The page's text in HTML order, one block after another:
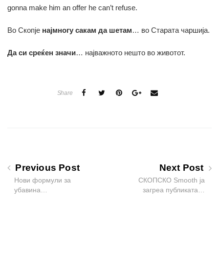
gonna make him an offer he can’t refuse.
Во Скопје најмногу сакам да шетам… во Старата чаршија.
Да си среќен значи… најважното нешто во животот.
Share
Previous Post
Нови формули за
убавина…
Next Post
СКОПСКО Smooth ја
загреа публиката…